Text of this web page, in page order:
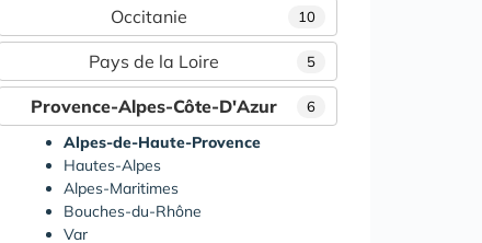
10
Occitanie
5
Pays de la Loire
6
Provence-Alpes-Côte-D'Azur
Alpes-de-Haute-Provence
Hautes-Alpes
Alpes-Maritimes
Bouches-du-Rhône
Var